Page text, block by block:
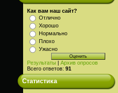
Как вам наш сайт?
Отлично
Хорошо
Нормально
Плохо
Ужасно
Результаты | Архив опросов
Всего ответов: 91
Статистика